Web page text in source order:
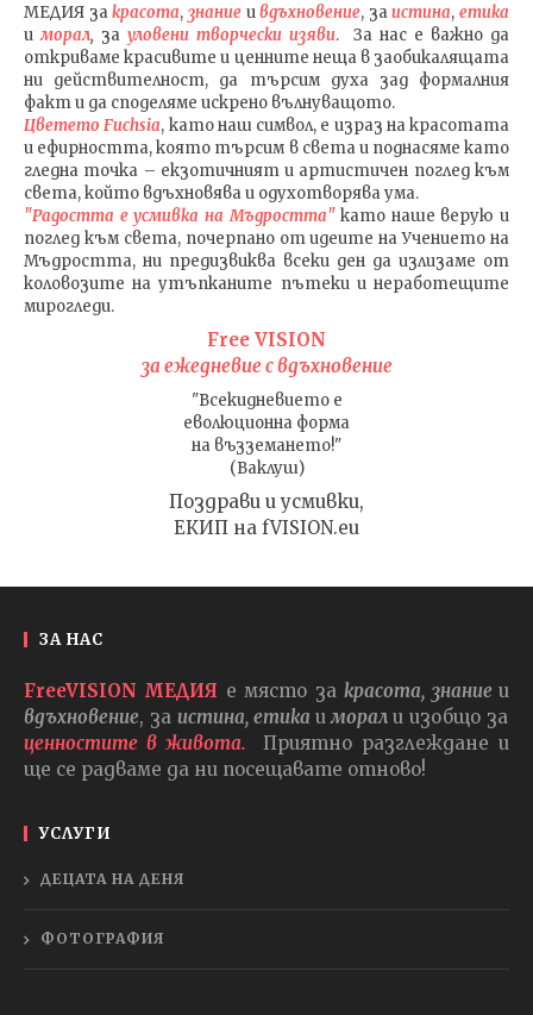
МЕДИЯ закрасота, знаниеивдъхновение, заистина, етика
иморал, за уловени творчески изяви. За нас е важно да
откриваме красивите и ценните неща в заобикалящата
ни действителност, да търсим духа зад формалния
факт и да споделяме искрено вълнуващото.
Цветето Fuchsia, като наш символ, е израз на красотата
и ефирността, която търсим в света и поднасяме като
гледна точка – екзотичният и артистичен поглед към
света, който вдъхновява и одухотворява ума.
"Радостта е усмивка на Мъдростта"като наше верую и
поглед към света, почерпано от идеите на Учението на
Мъдростта, ни предизвиква всеки ден да излизаме от
коловозите на утъпканите пътеки и неработещите
мирогледи.
Free VISION
за ежедневие с вдъхновение
"Всекидневието е
еволюционна форма
на възземането!"
(Ваклуш)
Поздрави и усмивки,
ЕКИП на fVISION.eu
ЗА НАС
FreeVISION МЕДИЯ е място закрасота, знаниеи
вдъхновение, за истина, етика и морали изобщо за
ценностите в живота.
Приятно разглеждане и
ще се радваме да ни посещавате отново!
УСЛУГИ
ДЕЦАТА НА ДЕНЯ
ФОТОГРАФИЯ